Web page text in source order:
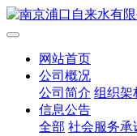
网站首页
公司概况
公司简介 组织架
信息公告
全部 社会服务承